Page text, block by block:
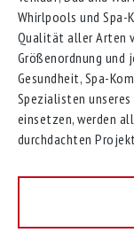
Whirlpools und Spa-
Qualität aller Arten
Größenordnung und
Gesundheit, Spa-
Spezialisten
einsetzen, werden
durchdachten